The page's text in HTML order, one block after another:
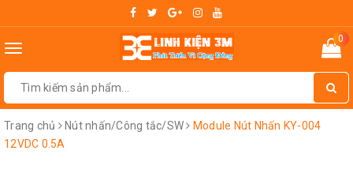
Toggle
0
Trang chủ Nút nhấn/Công tắc/SW
Module Nút Nhấn KY-004
12VDC 0.5A